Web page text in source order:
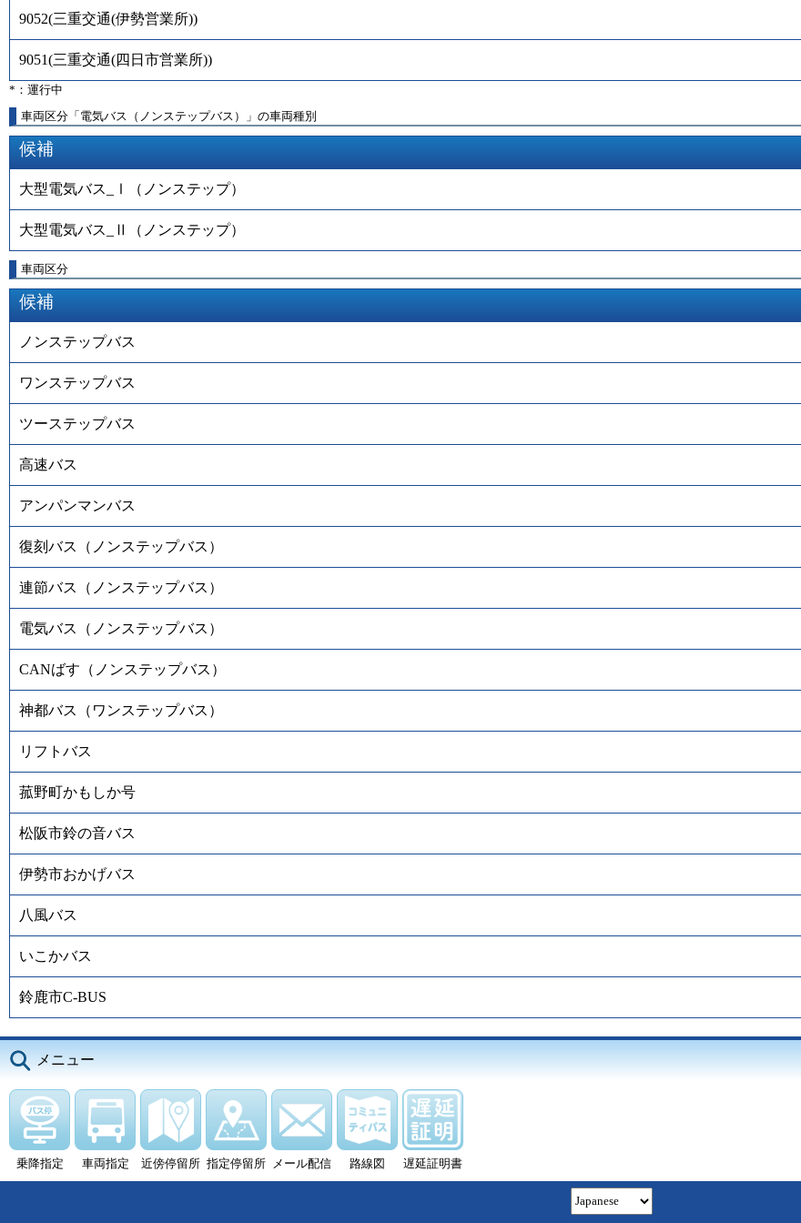
9052(三重交通(伊勢営業所))
9051(三重交通(四日市営業所))
*：運行中
車両区分「電気バス（ノンステップバス）」の車両種別
候補
大型電気バス_Ⅰ（ノンステップ）
大型電気バス_Ⅱ（ノンステップ）
車両区分
候補
ノンステップバス
ワンステップバス
ツーステップバス
高速バス
アンパンマンバス
復刻バス（ノンステップバス）
連節バス（ノンステップバス）
電気バス（ノンステップバス）
CANばす（ノンステップバス）
神都バス（ワンステップバス）
リフトバス
菰野町かもしか号
松阪市鈴の音バス
伊勢市おかげバス
八風バス
いこかバス
鈴鹿市C-BUS
メニュー
乗降指定 車両指定 近傍停留所 指定停留所 メール配信 路線図 遅延証明書